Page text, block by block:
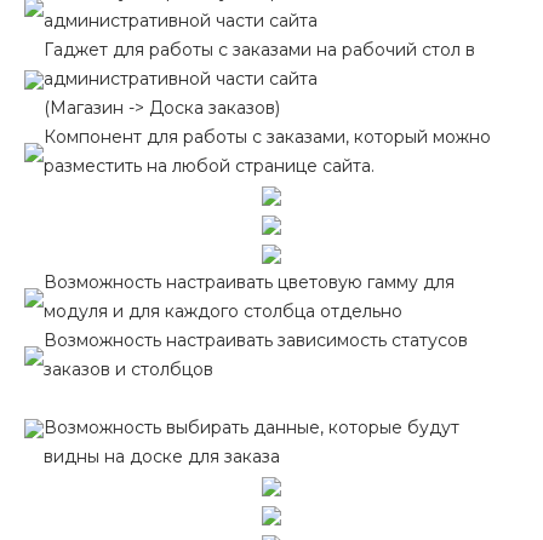
административной части сайта
Гаджет для работы с заказами на рабочий стол в
административной части сайта
(Магазин -> Доска заказов)
Компонент для работы с заказами, который можно
разместить на любой странице сайта.
Возможность настраивать цветовую гамму для
модуля и для каждого столбца отдельно
Возможность настраивать зависимость статусов
заказов и столбцов
Возможность выбирать данные, которые будут
видны на доске для заказа